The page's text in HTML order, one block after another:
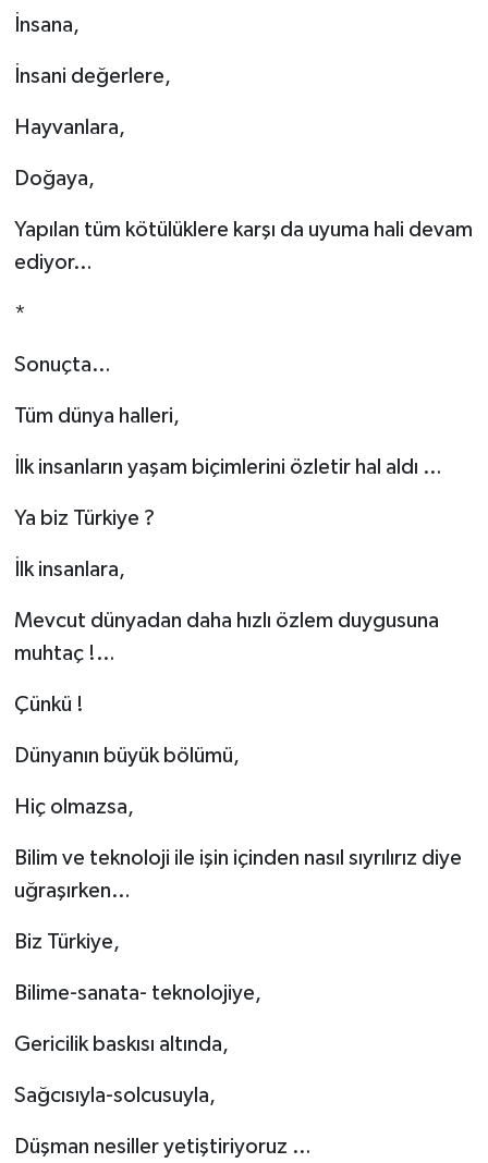
İnsana,
İnsani değerlere,
Hayvanlara,
Doğaya,
Yapılan tüm kötülüklere karşı da uyuma hali devam
ediyor…
*
Sonuçta…
Tüm dünya halleri,
İlk insanların yaşam biçimlerini özletir hal aldı …
Ya biz Türkiye ?
İlk insanlara,
Mevcut dünyadan daha hızlı özlem duygusuna
muhtaç !…
Çünkü !
Dünyanın büyük bölümü,
Hiç olmazsa,
Bilim ve teknoloji ile işin içinden nasıl sıyrılırız diye
uğraşırken…
Biz Türkiye,
Bilime-sanata- teknolojiye,
Gericilik baskısı altında,
Sağcısıyla-solcusuyla,
Düşman nesiller yetiştiriyoruz …